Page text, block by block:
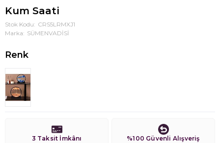
Kum Saati
Stok Kodu
CRS5LRMXJ1
Marka
SÜMENVADİSİ
Renk
3 Taksit İmkânı %100 Güvenli Alışveriş